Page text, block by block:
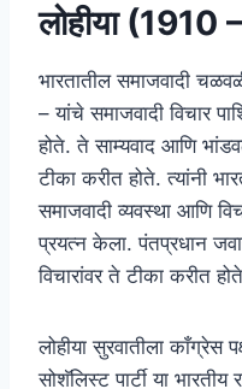
लोहीया (1910
भारतातील समाजवादी
– यांचे समाजवादी विचार
होते. ते साम्यवाद आणि
टीका करीत होते. त्यांनी
समाजवादी व्यवस्था आणि
प्रयत्न केला. पंतप्रधान
विचारांवर ते टीका करीत
लोहीया सुरवातीला
सोशॅलिस्ट पार्टी या